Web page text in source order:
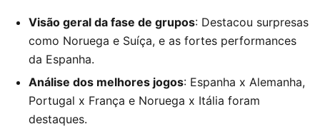
Visão geral da fase de grupos: Destacou surpresas
como Noruega e Suíça, e as fortes performances
da Espanha.
Análise dos melhores jogos: Espanha x Alemanha,
Portugal x França e Noruega x Itália foram
destaques.